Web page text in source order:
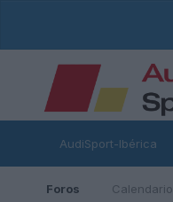
AudiSport-Ibérica
Foros Calendario